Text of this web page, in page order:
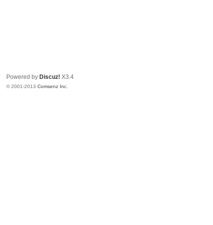
Powered by Discuz! X3.4
© 2001-2013Comsenz Inc.